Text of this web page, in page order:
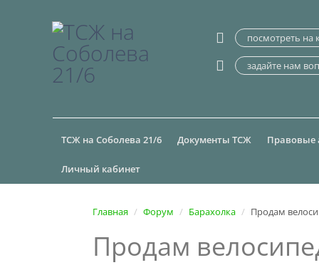
посмотреть на
задайте нам
ТСЖ на Соболева 21/6 Документы ТСЖ Правовые
Личный кабинет
Главная Форум Барахолка Продам
Продам